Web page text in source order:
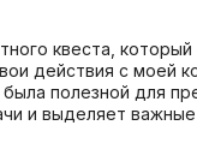
квеста, который
действия с моей
полезной для
и выделяет